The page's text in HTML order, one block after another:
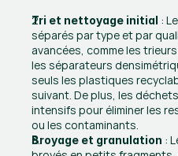
Tri et nettoyage initial :
séparés par type et par
avancées, comme les
les séparateurs
seuls les plastiques
suivant. De plus, les
intensifs pour éliminer les
ou les contaminants.
Broyage et granulation :